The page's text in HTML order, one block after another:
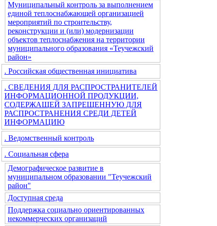
Муниципальный контроль за выполнением
единой теплоснабжающей организацией
мероприятий по строительству,
реконструкции и (или) модернизации
объектов теплоснабжения на территории
муниципального образования «Теучежский
район»
. Российская общественная инициатива
. СВЕДЕНИЯ ДЛЯ РАСПРОСТРАНИТЕЛЕЙ
ИНФОРМАЦИОННОЙ ПРОДУКЦИИ,
СОДЕРЖАЩЕЙ ЗАПРЕЩЕННУЮ ДЛЯ
РАСПРОСТРАНЕНИЯ СРЕДИ ДЕТЕЙ
ИНФОРМАЦИЮ
. Ведомственный контроль
. Социальная сфера
Демографическое развитие в
муниципальном образовании "Теучежский
район"
Доступная среда
Поддержка социально ориентированных
некоммерческих организаций